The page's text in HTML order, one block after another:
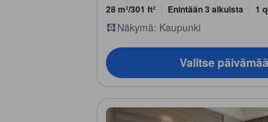
28 m²/301 ft² Enintään 3 aikuista 1
Näkymä: Kaupunki
Valitse